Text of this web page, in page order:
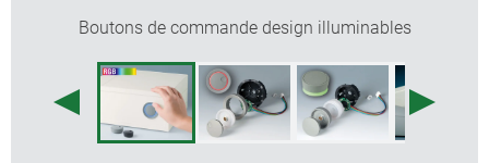
Tailles des boutons Alésages
ø 33 mm 6 mm, 1/4"
Boutons de commande design illuminables